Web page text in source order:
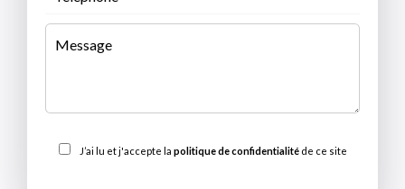
J’ai lu et j'accepte la politique de confidentialitéde ce site